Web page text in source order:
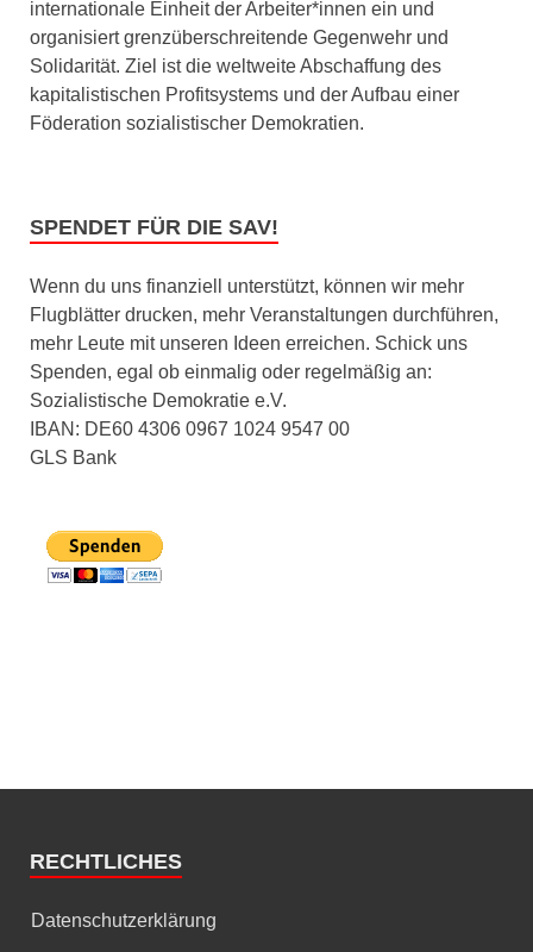
internationale Einheit der Arbeiter*innen ein und
organisiert grenzüberschreitende Gegenwehr und
Solidarität. Ziel ist die weltweite Abschaffung des
kapitalistischen Profitsystems und der Aufbau einer
Föderation sozialistischer Demokratien.
SPENDET FÜR DIE SAV!
Wenn du uns finanziell unterstützt, können wir mehr
Flugblätter drucken, mehr Veranstaltungen durchführen,
mehr Leute mit unseren Ideen erreichen. Schick uns
Spenden, egal ob einmalig oder regelmäßig an:
Sozialistische Demokratie e.V.
IBAN: DE60 4306 0967 1024 9547 00
GLS Bank
RECHTLICHES
Datenschutzerklärung